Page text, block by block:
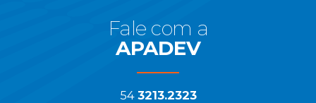
Fale com a
APADEV
54 3213.2323